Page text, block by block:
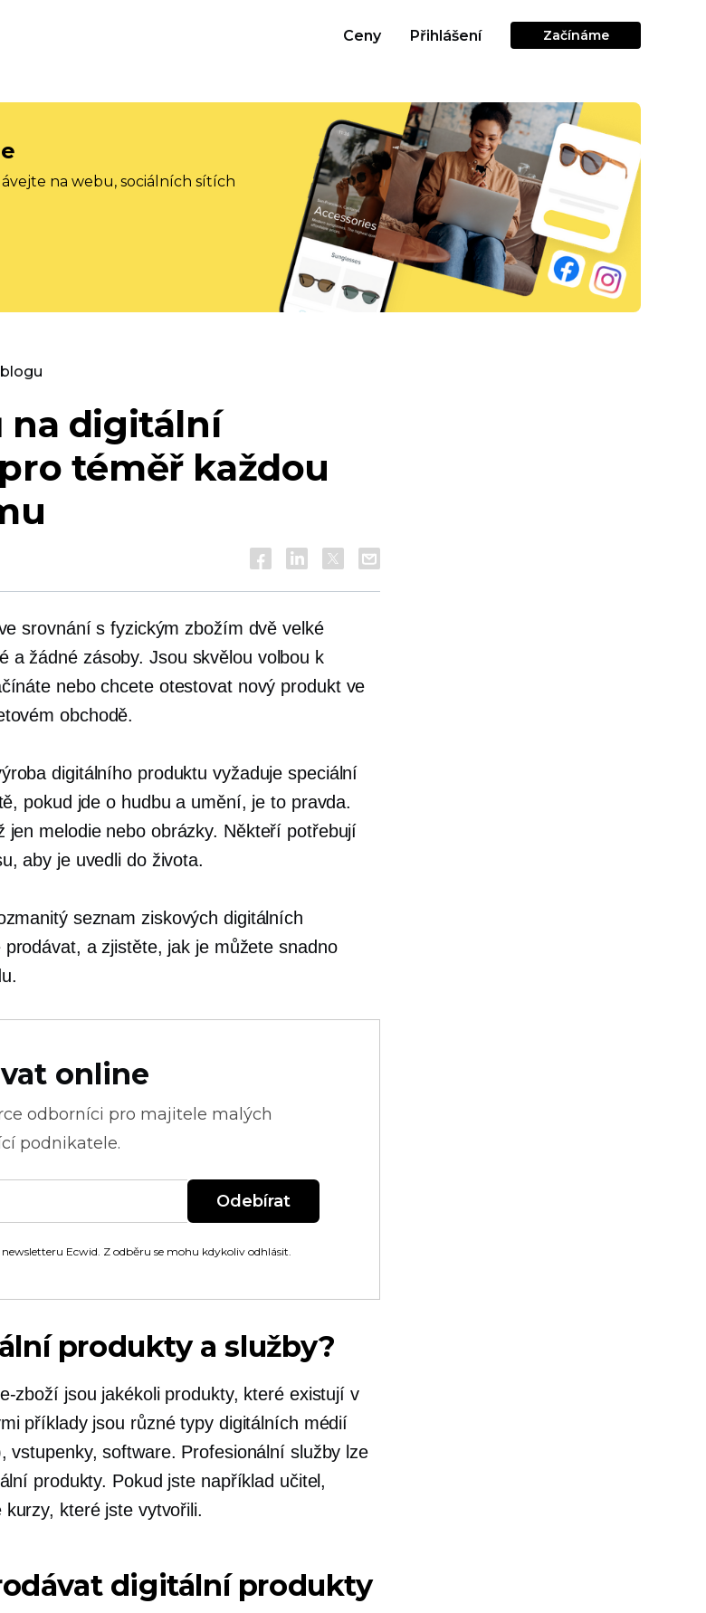
Ceny Přihlášení Začínáme
na webu, sociálních sítích
na digitální
téměř každou
srovnání s fyzickým zbožím dvě velké
a žádné zásoby. Jsou skvělou volbou k
nebo chcete otestovat nový produkt ve
obchodě.
digitálního produktu vyžaduje speciální
pokud jde o hudbu a umění, je to pravda.
melodie nebo obrázky. Někteří potřebují
aby je uvedli do života.
seznam ziskových digitálních
a zjistěte, jak je můžete snadno
online
odborníci pro majitele malých
podnikatele.
Odebírat
Ecwid. Z odběru se mohu kdykoliv odhlásit.
produkty a služby?
e-zbožíjsou jakékoli produkty, které existují v
příklady jsou různé typy digitálních médií
vstupenky, software. Profesionální služby lze
produkty. Pokud jste například učitel,
které jste vytvořili.
digitální produkty